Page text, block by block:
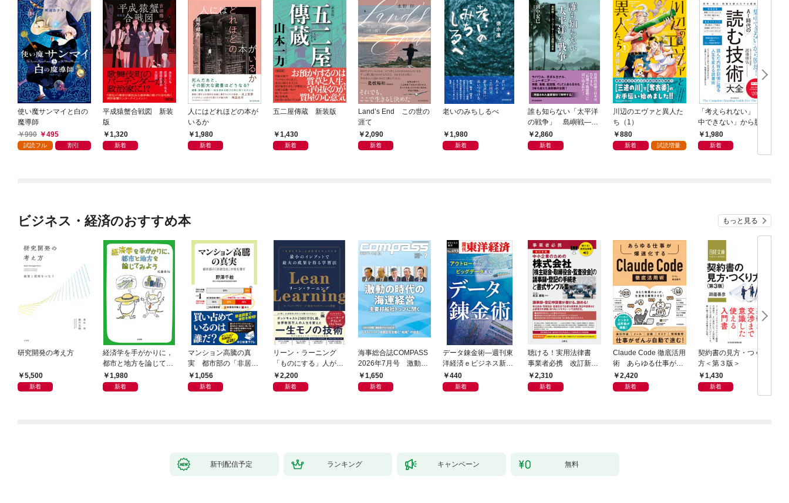
使い魔サンマイと白の
魔導師
990
495
試読フル 割引
平成猿蟹合戦図 新装
版
1,320
新着
人にはどれほどの本が
いるか
1,980
新着
五二屋傳蔵 新装版
1,430
新着
Land’s End この世の
涯て
2,090
新着
老いのみちしるべ
1,980
新着
誰も知らない「太平洋
の戦争」 島嶼戦――
マッカーサーとの激闘
の真実
2,860
新着
川辺のエヴァと異人た
ち（1）
880
新着 試読増量
「考えられない」「集
中できない」から脱
却！ AI時代の読む技
術大全
1,980
新着
ビジネス・経済のおすすめ本 もっと見る
研究開発の考え方
5,500
新着
経済学を手がかりに，
都市と地方を論じてみ
よう1,980
新着
マンション高騰の真
実 都市部の「非居住
化」が街を壊す
1,056
新着
リーン・ラーニング
「ものにする」人が自
然とやっている 最小の
インプットで最大の成
2,200
新着
海事総合誌COMPASS
2026年7月号 激動の
時代の海運経営 主要
邦船社トップに聞く
1,650
新着
データ錬金術―週刊東
洋経済ｅビジネス新書
Ｎo.493
440
新着
聴ける！実用法律書
事業者必携 改訂新
版 中小企業のための
株式会社【株主総会・
2,310
新着
Claude Code 徹底活用
術 あらゆる仕事が爆
速化する
2,420
新着
契約書の見方・つくり
方＜第３版＞
1,430
新着
新刊配信予定 ランキング キャンペーン 無料